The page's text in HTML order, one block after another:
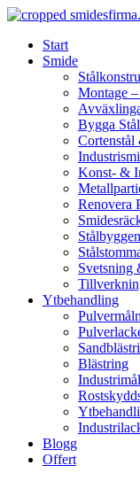
Skip
contentStart
Smide
Montage
Bygga
Cortenstål
Konst- &
Renovera
Svetsning
Ytbehandling
Blästring
Blogg
Offert